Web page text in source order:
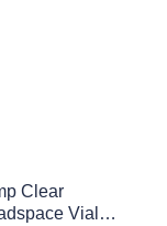
Clear
Vial